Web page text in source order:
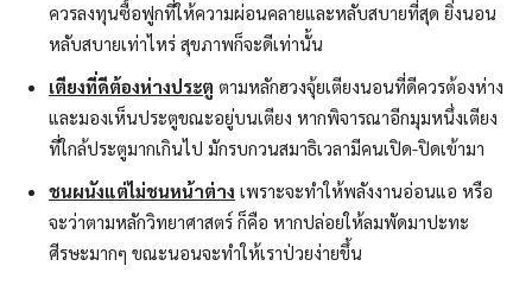
ควรลงทุนซื้อฟูกที่ให้ความผ่อนคลายและหลับสบายที่สุด ยิ่งนอน
หลับสบายเท่าไหร่ สุขภาพก็จะดีเท่านั้น
เตียงที่ดีต้องห่างประตู ตามหลักฮวงจุ้ยเตียงนอนที่ดีควรต้องห่าง
และมองเห็นประตูขณะอยู่บนเตียง หากพิจารณาอีกมุมหนึ่งเตียง
ที่ใกล้ประตูมากเกินไป มักรบกวนสมาธิเวลามีคนเปิด-ปิดเข้ามา
ชนผนังแต่ไม่ชนหน้าต่าง เพราะจะทำให้พลังงานอ่อนแอ หรือ
จะว่าตามหลักวิทยาศาสตร์ ก็คือ หากปล่อยให้ลมพัดมาปะทะ
ศีรษะมากๆ ขณะนอนจะทำให้เราป่วยง่ายขึ้น